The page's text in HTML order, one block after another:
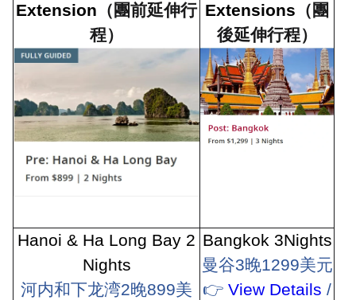
Extension （團前延伸行
程）
Extensions （團
後延伸行程）
Hanoi & Ha Long Bay 2
Nights
河内和下龙湾2晚899美
Bangkok 3Nights
曼谷3晚1299美元
👉 View Details /